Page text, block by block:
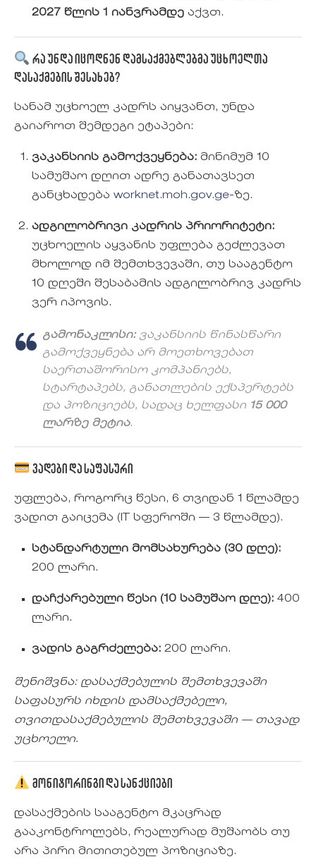
2027 წლის 1 იანვრამდე აქვთ.
რა უნდა იცოდნენ დამსაქმებლებმა უცხოელთა
დასაქმების შესახებ?
სანამ უცხოელ კადრს აიყვანთ, უნდა
გაიაროთ შემდეგი ეტაპები:
ვაკანსიის გამოქვეყნება: მინიმუმ 10
სამუშაო დღით ადრე განათავსეთ
განცხადება worknet.moh.gov.ge-ზე.
ადგილობრივი კადრის პრიორიტეტი:
უცხოელის აყვანის უფლება გეძლევათ
მხოლოდ იმ შემთხვევაში, თუ სააგენტო
10 დღეში შესაბამის ადგილობრივ კადრს
ვერ იპოვის.
გამონაკლისი:ვაკანსიის წინასწარი
გამოქვეყნება არ მოეთხოვებათ
საერთაშორისო კომპანიებს,
სტარტაპებს, განათლების ექსპერტებს
და პოზიციებს, სადაც ხელფასი 15 000
ლარზე მეტია.
ვადები და საფასური
უფლება, როგორც წესი, 6 თვიდან 1 წლამდე
ვადით გაიცემა (IT სფეროში — 3 წლამდე).
სტანდარტული მომსახურება (30 დღე):
200 ლარი.
დაჩქარებული წესი (10 სამუშაო დღე): 400
ლარი.
ვადის გაგრძელება: 200 ლარი.
შენიშვნა: დასაქმებულის შემთხვევაში
საფასურს იხდის დამსაქმებელი,
თვითდასაქმებულის შემთხვევაში — თავად
უცხოელი.
მონიტორინგი და სანქციები
დასაქმების სააგენტო მკაცრად
გააკონტროლებს, რეალურად მუშაობს თუ
არა პირი მითითებულ პოზიციაზე.